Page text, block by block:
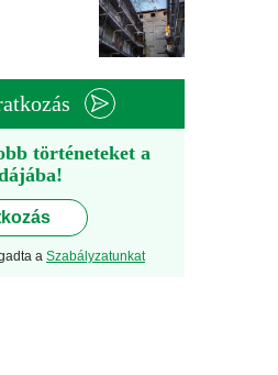
történeteket a
a Szabályzatunkat